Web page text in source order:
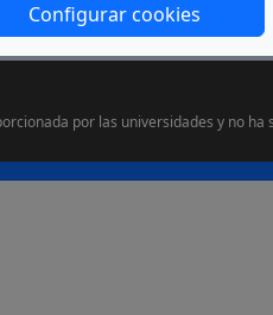
Configurar cookies
por las universidades y no ha